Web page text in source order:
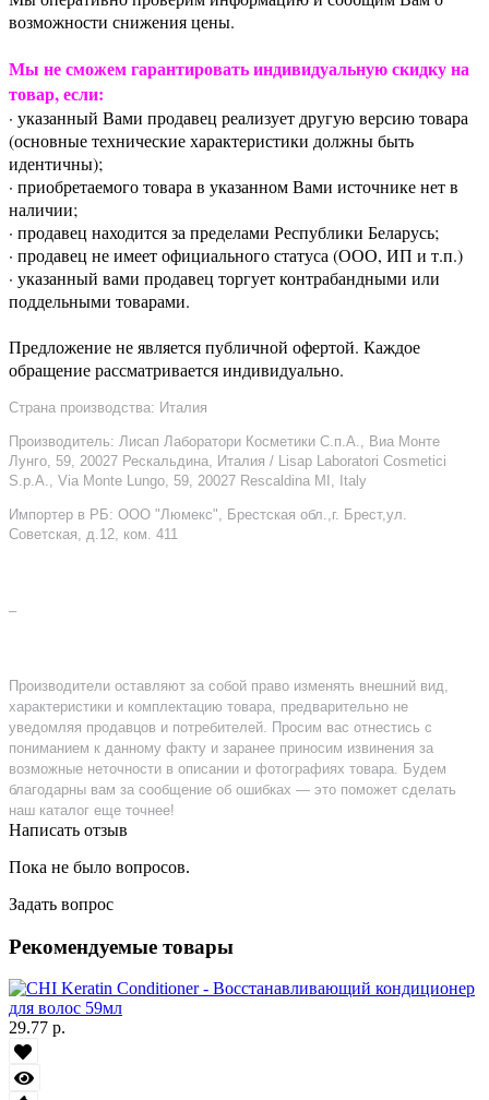
возможности снижения цены.
Мы не сможем гарантировать индивидуальную скидку на
товар, если:
· указанный Вами продавец реализует другую версию товара
(основные технические характеристики должны быть
идентичны);
· приобретаемого товара в указанном Вами источнике нет в
наличии;
· продавец находится за пределами Республики Беларусь;
· продавец не имеет официального статуса (ООО, ИП и т.п.)
· указанный вами продавец торгует контрабандными или
поддельными товарами.
Предложение не является публичной офертой. Каждое
обращение рассматривается индивидуально.
Страна производства: Италия
Производитель: Лисап Лаборатори Косметики С.п.А., Виа Монте
Лунго, 59, 20027 Рескальдина, Италия / Lisap Laboratori Cosmetici
S.p.A., Via Monte Lungo, 59, 20027 Rescaldina MI, Italy
Импортер в РБ: ООО "Люмекс", Брестская обл.,г. Брест,ул.
Советская, д.12, ком. 411
–
Производители оставляют за собой право изменять внешний вид,
характеристики и комплектацию товара, предварительно не
уведомляя продавцов и потребителей. Просим вас отнестись с
пониманием к данному факту и заранее приносим извинения за
возможные неточности в описании и фотографиях товара. Будем
благодарны вам за сообщение об ошибках — это поможет сделать
наш каталог еще точнее!
Написать отзыв
Пока не было вопросов.
Задать вопрос
Рекомендуемые товары
29.77 р.